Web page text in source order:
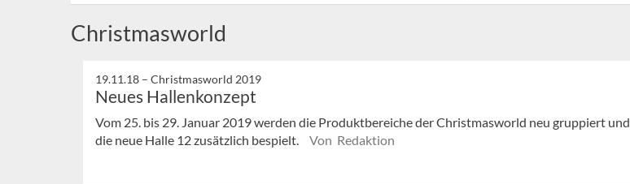
Christmasworld
19.11.18 – Christmasworld 2019
Neues Hallenkonzept
Vom 25. bis 29. Januar 2019 werden die Produktbereiche der Christmasworld neu gruppiert und
die neue Halle 12 zusätzlich bespielt.
Von Redaktion